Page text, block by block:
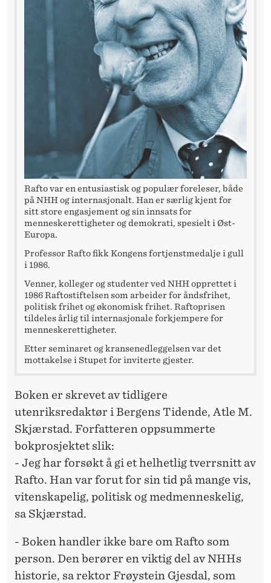
Rafto var en entusiastisk og populær foreleser, både
på NHH og internasjonalt. Han er særlig kjent for
sitt store engasjement og sin innsats for
menneskerettigheter og demokrati, spesielt i Øst-
Europa.
Professor Rafto fikk Kongens fortjenstmedalje i gull
i 1986.
Venner, kolleger og studenter ved NHH opprettet i
1986 Raftostiftelsen som arbeider for åndsfrihet,
politisk frihet og økonomisk frihet. Raftoprisen
tildeles årlig til internasjonale forkjempere for
menneskerettigheter.
Etter seminaret og kransenedleggelsen var det
mottakelse i Stupet for inviterte gjester.
Boken er skrevet av tidligere
utenriksredaktør i Bergens Tidende, Atle M.
Skjærstad. Forfatteren oppsummerte
bokprosjektet slik:
- Jeg har forsøkt å gi et helhetlig tverrsnitt av
Rafto. Han var forut for sin tid på mange vis,
vitenskapelig, politisk og medmenneskelig,
sa Skjærstad.
- Boken handler ikke bare om Rafto som
person. Den berører en viktig del av NHHs
historie, sa rektor Frøystein Gjesdal, som